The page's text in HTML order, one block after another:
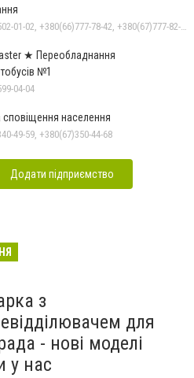
★ Переобладнання
№1
04-04
населення
49-59, +380(67)350-44-68
Додати підприємство
з
для
- нові моделі
у нас